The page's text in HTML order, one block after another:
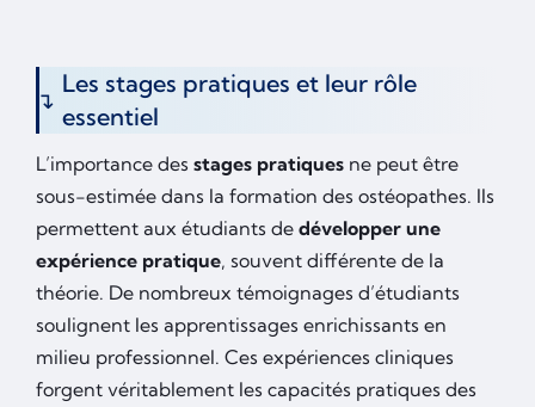
Les stages pratiques et leur rôle
essentiel
L’importance des stages pratiques ne peut être
sous-estimée dans la formation des ostéopathes. Ils
permettent aux étudiants de développer une
expérience pratique, souvent différente de la
théorie. De nombreux témoignages d’étudiants
soulignent les apprentissages enrichissants en
milieu professionnel. Ces expériences cliniques
forgent véritablement les capacités pratiques des